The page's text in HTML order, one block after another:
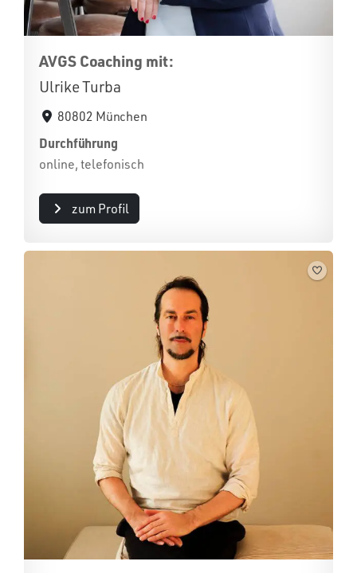
AVGS Coaching mit:
Ulrike Turba
80802 München
Durchführung
online, telefonisch
zum Profil